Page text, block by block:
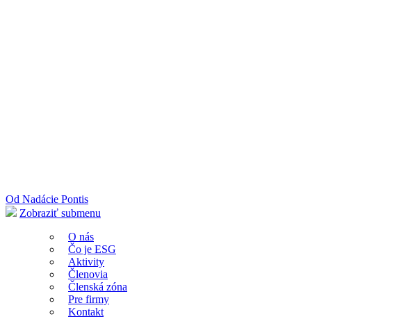
Od Nadácie Pontis
Zobraziť submenu
O nás
Čo je ESG
Aktivity
Členovia
Členská zóna
Pre firmy
Kontakt